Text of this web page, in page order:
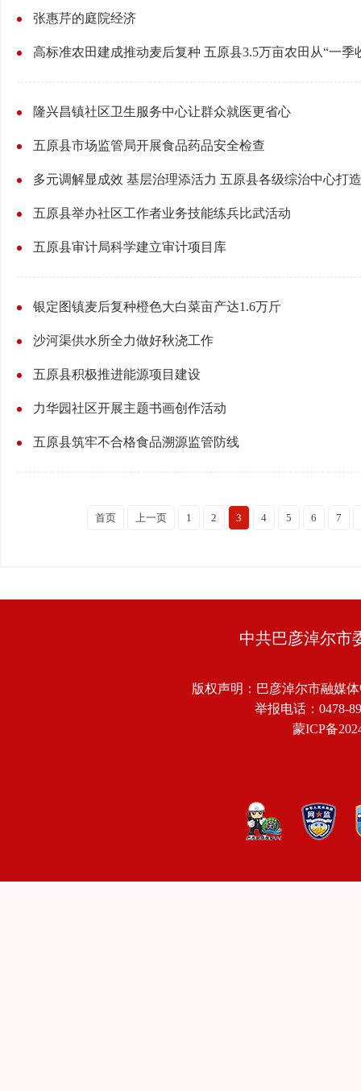
张惠芹的庭院经济
高标准农田建成推动麦后复种 五原县3.5万亩农田从“一季
隆兴昌镇社区卫生服务中心让群众就医更省心
五原县市场监管局开展食品药品安全检查
多元调解显成效 基层治理添活力 五原县各级综治中心打
五原县举办社区工作者业务技能练兵比武活动
五原县审计局科学建立审计项目库
银定图镇麦后复种橙色大白菜亩产达1.6万斤
沙河渠供水所全力做好秋浇工作
五原县积极推进能源项目建设
力华园社区开展主题书画创作活动
五原县筑牢不合格食品溯源监管防线
首页 上一页 1 2 3 4 5 6 7
中共巴彦淖尔市
版权声明：巴彦淖尔市融媒
举报电话：0478-
蒙ICP备